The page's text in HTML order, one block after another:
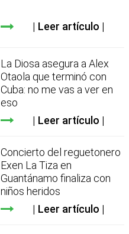
Leer artículo
La Diosa asegura a Alex
Otaola que terminó con
Cuba: no me vas a ver en
eso
Leer artículo
Concierto del reguetonero
Exen La Tiza en
Guantánamo finaliza con
niños heridos
Leer artículo